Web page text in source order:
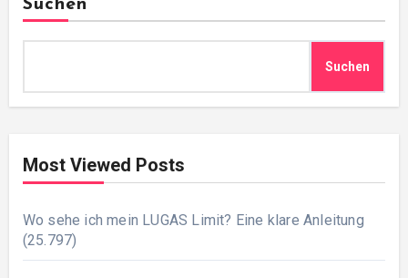
Suchen
Suchen
Most Viewed Posts
Wo sehe ich mein LUGAS Limit? Eine klare Anleitung
(25.797)